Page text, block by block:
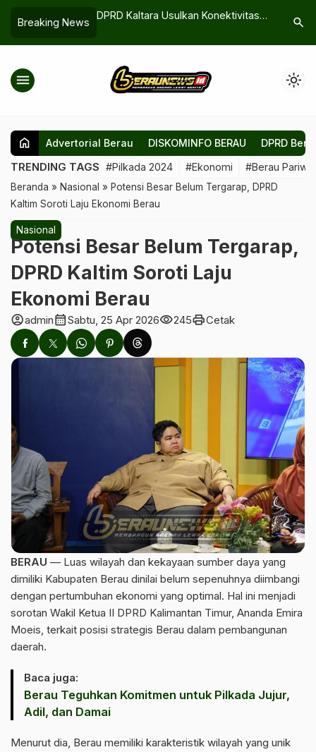
Breaking News
Serukan
Hitam
DPRD Kaltara Usulkan Konektivitas
Percepat Suplai ke KIPI
Si Jago
Dunia
search
menu light_mode
home Advertorial Berau DISKOMINFO BERAU DPRD
TRENDING TAGS #Pilkada 2024 #Ekonomi #Berau
Beranda » Nasional » Potensi Besar Belum Tergarap, DPRD
Kaltim Soroti Laju Ekonomi Berau
Nasional
Potensi Besar Belum Tergarap,
DPRD Kaltim Soroti Laju
Ekonomi Berau
account_circleadmincalendar_monthSabtu, 25 Apr 2026visibility245printCetak
BERAU — Luas wilayah dan kekayaan sumber daya yang
dimiliki Kabupaten Berau dinilai belum sepenuhnya diimbangi
dengan pertumbuhan ekonomi yang optimal. Hal ini menjadi
sorotan Wakil Ketua II DPRD Kalimantan Timur, Ananda Emira
Moeis, terkait posisi strategis Berau dalam pembangunan
daerah.
Baca juga:
Berau Teguhkan Komitmen untuk Pilkada Jujur,
Adil, dan Damai
Menurut dia, Berau memiliki karakteristik wilayah yang unik